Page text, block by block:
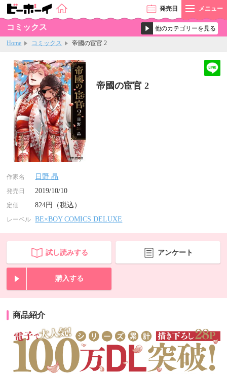
発売日 メニュー
コミックス
Home コミックス 帝國の宦官 2
帝國の宦官 2
作家名 日野 晶
発売日 2019/10/10
定価 824円（税込）
レーベル BE×BOY COMICS DELUXE
試し読みする アンケート
購入する
商品紹介